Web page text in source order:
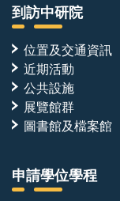
到訪中研院
位置及交通資訊
近期活動
公共設施
展覽館群
圖書館及檔案館
申請學位學程